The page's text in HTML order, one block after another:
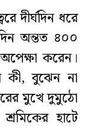
দীর্ঘদিন ধরে
অন্তত ৪০০
করেন।
কী, বুঝেন না
মুখে দুমুঠো
হাটে